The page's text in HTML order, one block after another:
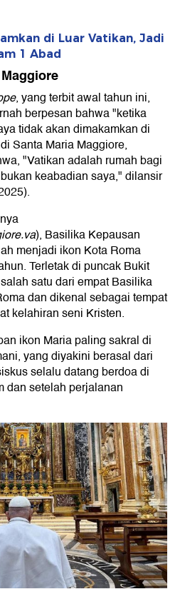
di Luar Vatikan, Jadi
1 Abad
, yang terbit awal tahun ini,
berpesan bahwa "ketika
tidak akan dimakamkan di
Santa Maria Maggiore,
"Vatikan adalah rumah bagi
keabadian saya," dilansir
), Basilika Kepausan
menjadi ikon Kota Roma
Terletak di puncak Bukit
satu dari empat Basilika
dan dikenal sebagai tempat
kelahiran seni Kristen.
ikon Maria paling sakral di
yang diyakini berasal dari
selalu datang berdoa di
dan setelah perjalanan